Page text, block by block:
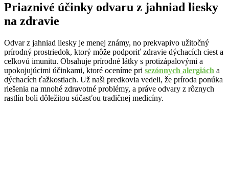
Priaznivé účinky odvaru z jahniad liesky
na zdravie
Odvar z jahniad liesky je menej známy, no prekvapivo užitočný
prírodný prostriedok, ktorý môže podporiť zdravie dýchacích ciest a
celkovú imunitu. Obsahuje prírodné látky s protizápalovými a
upokojujúcimi účinkami, ktoré oceníme pri sezónnych alergiách a
dýchacích ťažkostiach. Už naši predkovia vedeli, že príroda ponúka
riešenia na mnohé zdravotné problémy, a práve odvary z rôznych
rastlín boli dôležitou súčasťou tradičnej medicíny.